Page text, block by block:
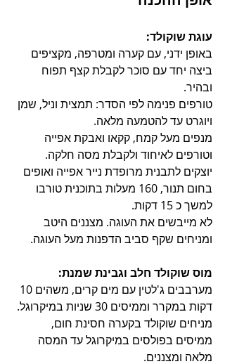
עוגת שוקולד:
באופן ידני, עם קערה ומטרפה, מקציפים
ביצה יחד עם סוכר לקבלת קצף תפוח
ובהיר.
טורפים פנימה לפי הסדר: תמצית וניל, שמן
ויוגרט עד להטמעה מלאה.
מנפים מעל קמח, קקאו ואבקת אפייה
וטורפים לאיחוד ולקבלת מסה חלקה.
יוצקים לתבנית מרופדת נייר אפייה ואופים
בחום תנור, 160 מעלות בתוכנית טורבו
למשך כ 15 דקות.
לא מייבשים את העוגה. מצננים היטב
ומניחים שקף סביב הדפנות מעל העוגה.
מוס שוקולד חלב וגבינת שמנת:
דקות במקרר וממיסים 30 שניות במיקרוגל.
מניחים שוקולד בקערה חסינת חום,
ממיסים בפולסים במיקרוגל עד המסה
מלאה ומצננים.